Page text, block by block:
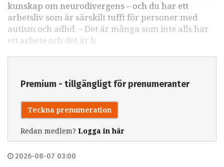
kunskap om neurodivergens – och du har ett
arbetsliv som är särskilt tufft för personer med
autism och adhd. – Det är många som inte alls har
ett arbete och det är h
Premium - tillgängligt för prenumeranter
Teckna prenumeration
Redan medlem? Logga in här
2026-08-07 03:00